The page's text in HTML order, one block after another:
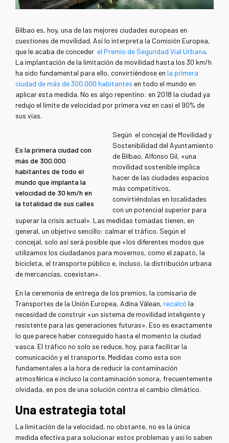
Bilbao es, hoy, una de las mejores ciudades europeas en
cuestiones de movilidad. Así lo interpreta la Comisión Europea,
que le acaba de conceder el Premio de Seguridad Vial Urbana.
La implantación de la limitación de movilidad hasta los 30 km/h
ha sido fundamental para ello, convirtiéndose en la primera
ciudad de más de 300.000 habitantes en todo el mundo en
aplicar esta medida. No es algo repentino: en 2018 la ciudad ya
redujo el límite de velocidad por primera vez en casi el 90% de
sus vías.
Es la primera ciudad con
más de 300.000
habitantes de todo el
mundo que implanta la
velocidad de 30 km/h en
la totalidad de sus calles
Según el concejal de Movilidad y
Sostenibilidad del Ayuntamiento
de Bilbao, Alfonso Gil, «una
movilidad sostenible implica
hacer de las ciudades espacios
más competitivos,
convirtiéndolas en localidades
con un potencial superior para
superar la crisis actual». Las medidas tomadas tienen, en
general, un objetivo sencillo: calmar el tráfico. Según el
concejal, solo así será posible que «los diferentes modos que
utilizamos los ciudadanos para movernos, como el zapato, la
bicicleta, el transporte público e, incluso, la distribución urbana
de mercancías, coexistan».
En la ceremonia de entrega de los premios, la comisaria de
Transportes de la Unión Europea, Adina Vălean, recalcó la
necesidad de construir «un sistema de movilidad inteligente y
resistente para las generaciones futuras». Eso es exactamente
lo que parece haber conseguido hasta el momento la ciudad
vasca. El tráfico no solo se reduce, hoy, para facilitar la
comunicación y el transporte. Medidas como esta son
fundamentales a la hora de reducir la contaminación
atmosférica e incluso la contaminación sonora, frecuentemente
olvidada, en pos de una solución contra el cambio climático.
Una estrategia total
La limitación de la velocidad, no obstante, no es la única
medida efectiva para solucionar estos problemas y así lo saben